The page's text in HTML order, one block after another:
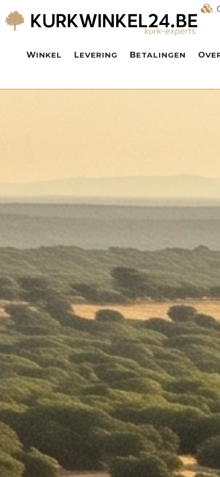
WINKEL LEVERING BETALINGEN